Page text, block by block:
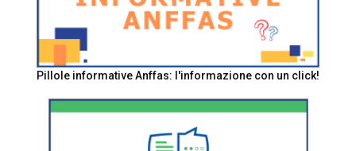
Pillole informative Anffas: l'informazione con un click!